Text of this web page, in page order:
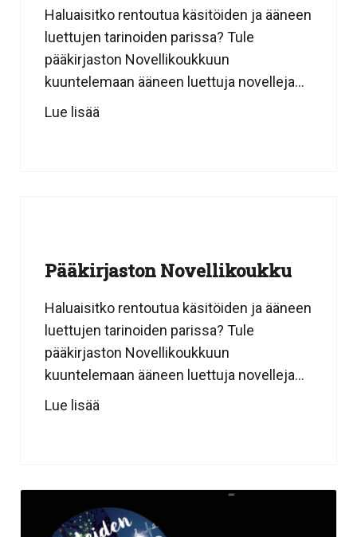
Haluaisitko rentoutua käsitöiden ja ääneen
luettujen tarinoiden parissa? Tule
pääkirjaston Novellikoukkuun
kuuntelemaan ääneen luettuja novelleja...
Lue lisää
Pääkirjaston Novellikoukku
Haluaisitko rentoutua käsitöiden ja ääneen
luettujen tarinoiden parissa? Tule
pääkirjaston Novellikoukkuun
kuuntelemaan ääneen luettuja novelleja...
Lue lisää